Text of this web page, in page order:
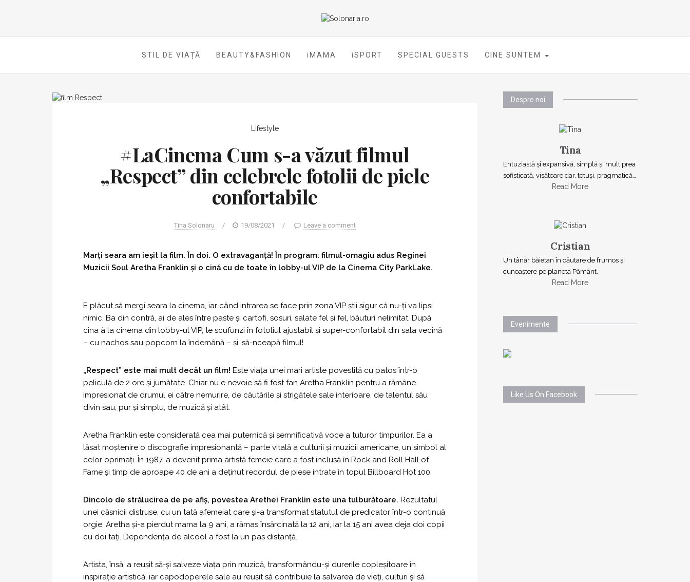
STIL DE VIAȚĂ BEAUTY&FASHION iMAMA iSPORT SPECIAL GUESTS CINE SUNTEM
Lifestyle
#LaCinema Cum s-a văzut filmul
„Respect” din celebrele fotolii de piele
confortabile
Tina Solonaru / 19/08/2021 / Leave a comment
Marți seara am ieșit la film. În doi. O extravaganță! În program: filmul-omagiu adus Reginei
Muzicii Soul Aretha Franklin și o cină cu de toate în lobby-ul VIP de la Cinema City ParkLake.
E plăcut să mergi seara la cinema, iar când intrarea se face prin zona VIP știi sigur că nu-ți va lipsi
nimic. Ba din contră, ai de ales între paste și cartofi, sosuri, salate fel și fel, băuturi nelimitat. După
cina à la cinema din lobby-ul VIP, te scufunzi în fotoliul ajustabil și super-confortabil din sala vecină
– cu nachos sau popcorn la îndemână – și, să-nceapă filmul!
„Respect” este mai mult decât un film! Este viața unei mari artiste povestită cu patos într-o
peliculă de 2 ore și jumătate. Chiar nu e nevoie să fi fost fan Aretha Franklin pentru a rămâne
impresionat de drumul ei către nemurire, de căutările și strigătele sale interioare, de talentul său
divin sau, pur și simplu, de muzică și atât.
Aretha Franklin este considerată cea mai puternică și semnificativă voce a tuturor timpurilor. Ea a
lăsat moștenire o discografie impresionantă – parte vitală a culturii și muzicii americane, un simbol al
celor oprimați. În 1987, a devenit prima artistă femeie care a fost inclusă în Rock and Roll Hall of
Fame și timp de aproape 40 de ani a deţinut recordul de piese intrate în topul Billboard Hot 100.
Dincolo de strălucirea de pe afiș, povestea Arethei Franklin este una tulburătoare. Rezultatul
unei căsnicii distruse, cu un tată afemeiat care și-a transformat statutul de predicator într-o continuă
orgie, Aretha și-a pierdut mama la 9 ani, a rămas însărcinată la 12 ani, iar la 15 ani avea deja doi copii
cu doi tați. Dependența de alcool a fost la un pas distanță.
Artista, însă, a reușit să-și salveze viața prin muzică, transformându-și durerile copleșitoare în
inspirație artistică, iar capodoperele sale au reușit să contribuie la salvarea de vieți, culturi și să
Despre noi
Tina
Entuziastă şi expansivă, simplă şi mult prea
sofisticată, visătoare dar, totuşi, pragmatică…
Read More
Cristian
Un tânăr băietan în căutare de frumos și
cunoaștere pe planeta Pământ.
Read More
Evenimente
Like Us On Facebook